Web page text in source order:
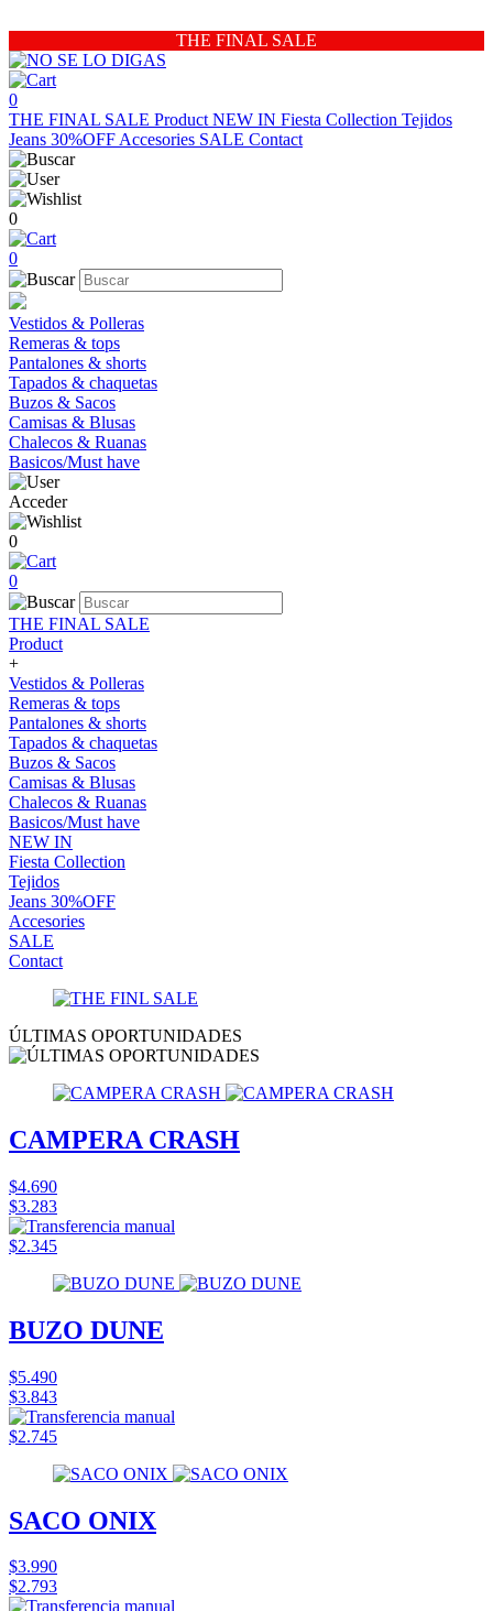
THE FINAL SALE
0
THE FINAL SALE Product NEW IN Fiesta Collection Tejidos
Jeans 30%OFF Accesories SALE Contact
0
0
Vestidos & Polleras
Remeras & tops
Pantalones & shorts
Tapados & chaquetas
Buzos & Sacos
Camisas & Blusas
Chalecos & Ruanas
Basicos/Must have
Acceder
0
0
THE FINAL SALE
Product
+
Vestidos & Polleras
Remeras & tops
Pantalones & shorts
Tapados & chaquetas
Buzos & Sacos
Camisas & Blusas
Chalecos & Ruanas
Basicos/Must have
NEW IN
Fiesta Collection
Tejidos
Jeans 30%OFF
Accesories
SALE
Contact
ÚLTIMAS OPORTUNIDADES
CAMPERA CRASH
$4.690
$3.283
$2.345
BUZO DUNE
$5.490
$3.843
$2.745
SACO ONIX
$3.990
$2.793